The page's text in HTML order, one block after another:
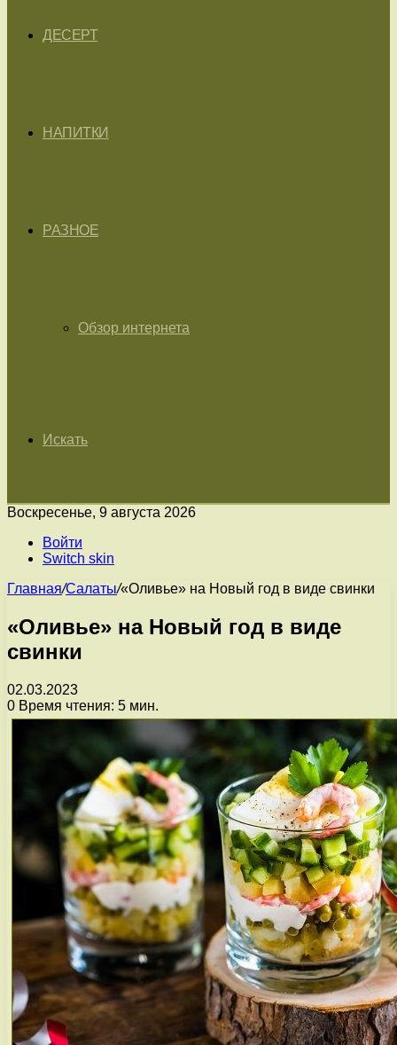
ДЕСЕРТ
НАПИТКИ
РАЗНОЕ
Обзор интернета
Искать
Воскресенье, 9 августа 2026
Войти
Switch skin
Главная/Салаты/«Оливье» на Новый год в виде свинки
«Оливье» на Новый год в виде
свинки
02.03.2023
0 Время чтения: 5 мин.